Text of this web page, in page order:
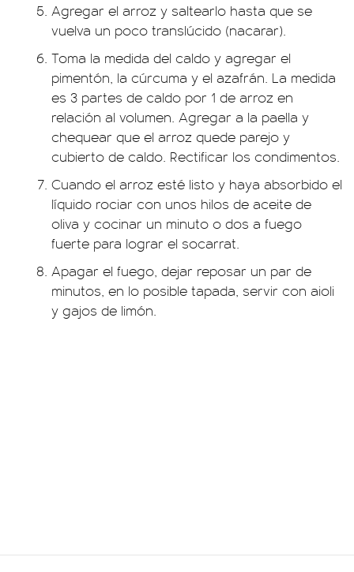
Agregar el arroz y saltearlo hasta que se
vuelva un poco translúcido (nacarar).
Toma la medida del caldo y agregar el
pimentón, la cúrcuma y el azafrán. La medida
es 3 partes de caldo por 1 de arroz en
relación al volumen. Agregar a la paella y
chequear que el arroz quede parejo y
cubierto de caldo. Rectificar los condimentos.
Cuando el arroz esté listo y haya absorbido el
líquido rociar con unos hilos de aceite de
oliva y cocinar un minuto o dos a fuego
fuerte para lograr el socarrat.
Apagar el fuego, dejar reposar un par de
minutos, en lo posible tapada, servir con aioli
y gajos de limón.